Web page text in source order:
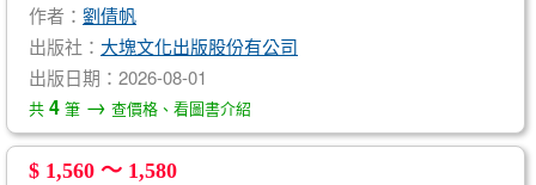
作者： 劉倩帆
出版社： 大塊文化出版股份有公司
出版日期：2026-08-01
共 4 筆 → 查價格、看圖書介紹
$ 1,560 ～ 1,580